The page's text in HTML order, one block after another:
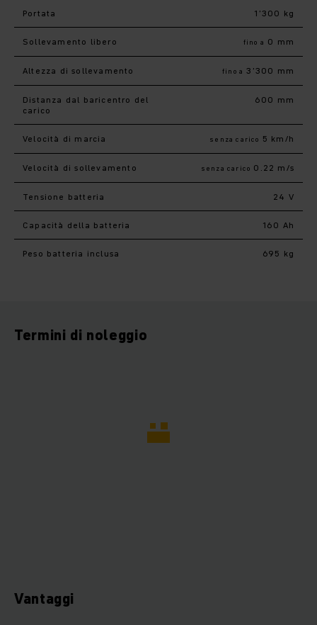
Portata 1’300 kg
Sollevamento libero fino a 0 mm
Altezza di sollevamento fino a 3’300 mm
Distanza dal baricentro del
carico
600 mm
Velocità di marcia senza carico 5 km/h
Velocità di sollevamento senza carico 0.22 m/s
Tensione batteria 24 V
Capacità della batteria 160 Ah
Peso batteria inclusa 695 kg
Termini di noleggio
Vantaggi